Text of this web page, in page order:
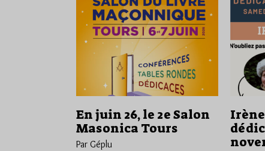
En juin 26, le 2e Salon
Masonica Tours
Par Géplu